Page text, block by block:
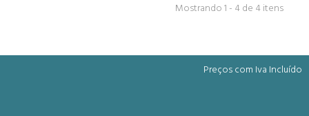
Mostrando 1 - 4 de 4 itens
Preços com Iva Incluído